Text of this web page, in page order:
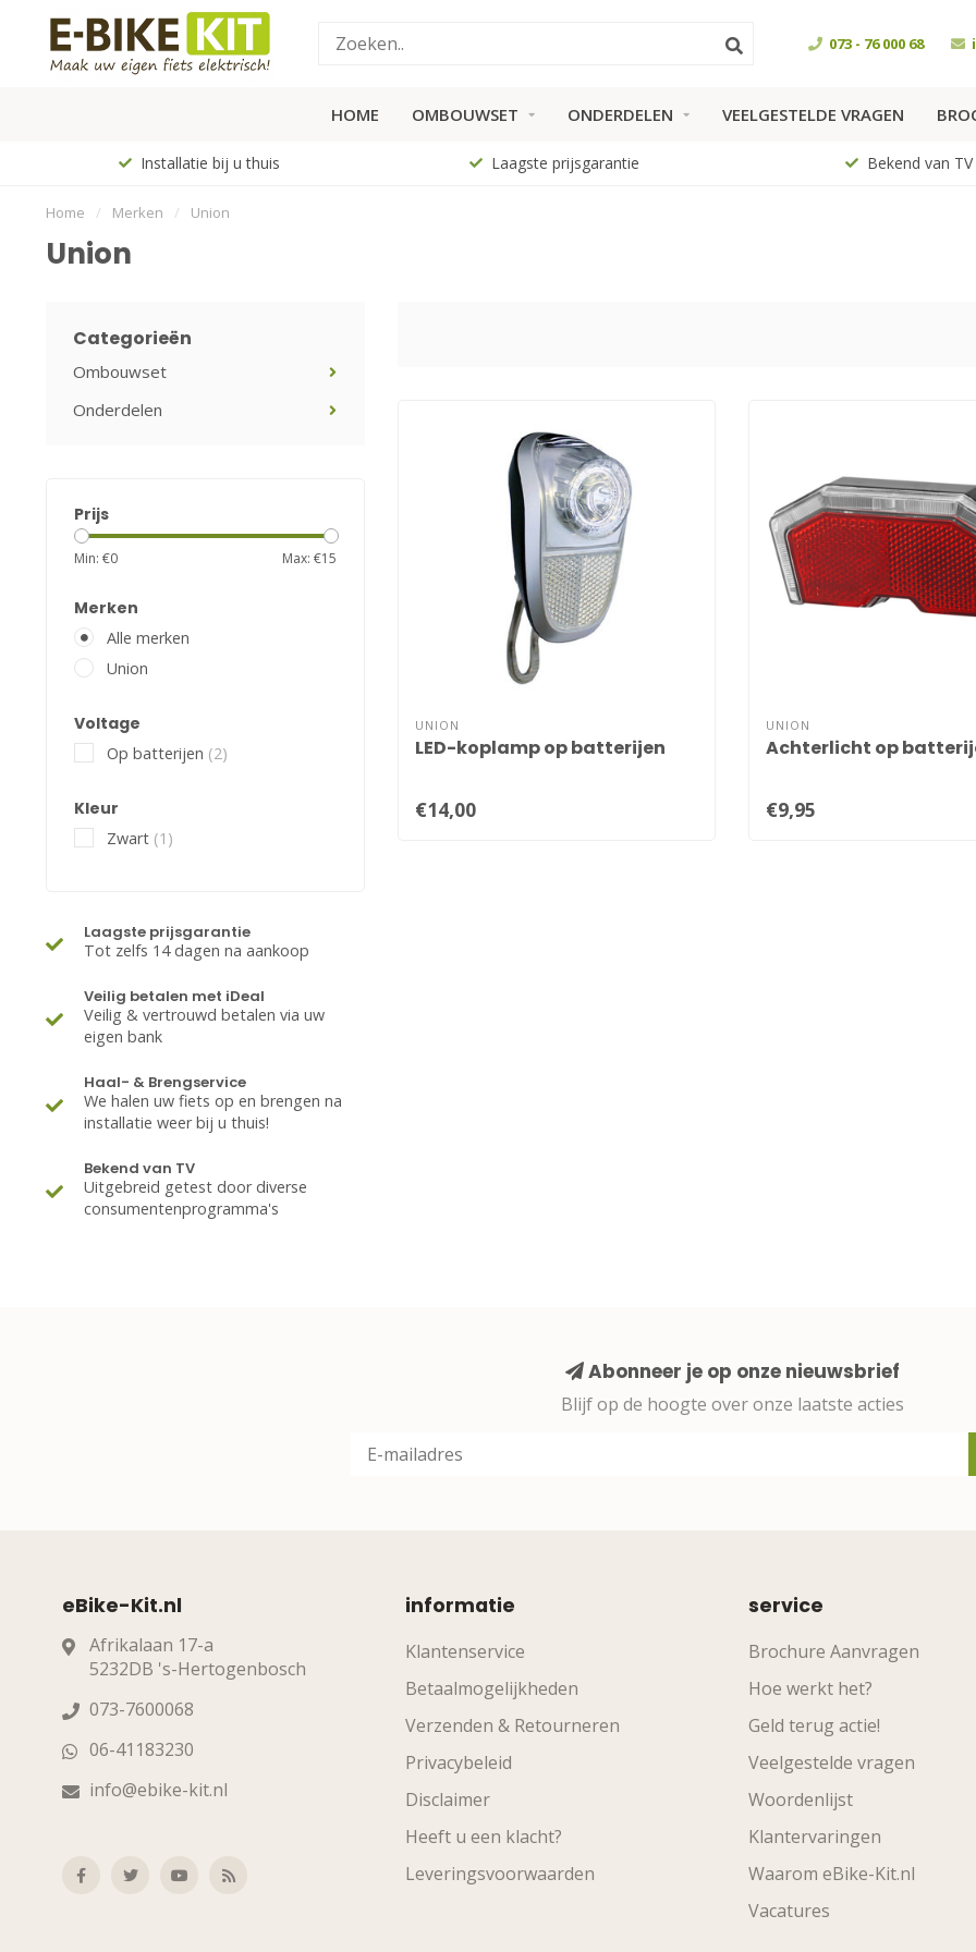
073 - 76 000 68
HOME OMBOUWSET ONDERDELEN VEELGESTELDE VRAGEN
Installatie bij u thuis Laagste prijsgarantie Bekend van TV
Home / Merken / Union
Union
Categorieën
Ombouwset
Onderdelen
Prijs
Min: €0 Max: €15
Merken
Alle merken
Union
Voltage
Op batterijen (2)
Kleur
Zwart (1)
Laagste prijsgarantie
Tot zelfs 14 dagen na aankoop
Veilig betalen met iDeal
Veilig & vertrouwd betalen via uw
eigen bank
Haal- & Brengservice
We halen uw fiets op en brengen na
installatie weer bij u thuis!
Bekend van TV
Uitgebreid getest door diverse
consumentenprogramma's
UNION
LED-koplamp op batterijen
€14,00
UNION
Achterlicht op
€9,95
Abonneer je op onze nieuwsbrief
Blijf op de hoogte over onze laatste acties
eBike-Kit.nl
Afrikalaan 17-a
5232DB 's-Hertogenbosch
073-7600068
06-41183230
info@ebike-kit.nl
informatie
Klantenservice
Betaalmogelijkheden
Verzenden & Retourneren
Privacybeleid
Disclaimer
Heeft u een klacht?
Leveringsvoorwaarden
service
Brochure Aanvragen
Hoe werkt het?
Geld terug actie!
Veelgestelde vragen
Woordenlijst
Klantervaringen
Waarom eBike-Kit.nl
Vacatures